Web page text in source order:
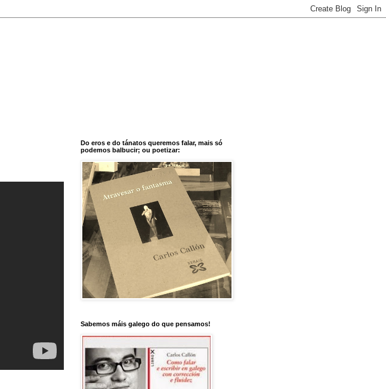
Do eros e do tánatos queremos falar, mais só
podemos balbucir; ou poetizar:
Sabemos máis galego do que pensamos!